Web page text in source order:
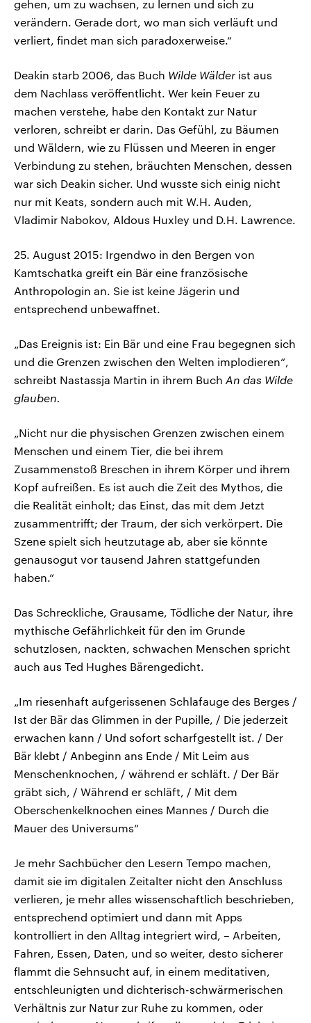
gehen, um zu wachsen, zu lernen und sich zu
verändern. Gerade dort, wo man sich verläuft und
verliert, findet man sich paradoxerweise.“
Deakin starb 2006, das Buch Wilde Wälder ist aus
dem Nachlass veröffentlicht. Wer kein Feuer zu
machen verstehe, habe den Kontakt zur Natur
verloren, schreibt er darin. Das Gefühl, zu Bäumen
und Wäldern, wie zu Flüssen und Meeren in enger
Verbindung zu stehen, bräuchten Menschen, dessen
war sich Deakin sicher. Und wusste sich einig nicht
nur mit Keats, sondern auch mit W.H. Auden,
Vladimir Nabokov, Aldous Huxley und D.H. Lawrence.
25. August 2015: Irgendwo in den Bergen von
Kamtschatka greift ein Bär eine französische
Anthropologin an. Sie ist keine Jägerin und
entsprechend unbewaffnet.
„Das Ereignis ist: Ein Bär und eine Frau begegnen sich
und die Grenzen zwischen den Welten implodieren“,
schreibt Nastassja Martin in ihrem Buch An das Wilde
glauben.
„Nicht nur die physischen Grenzen zwischen einem
Menschen und einem Tier, die bei ihrem
Zusammenstoß Breschen in ihrem Körper und ihrem
Kopf aufreißen. Es ist auch die Zeit des Mythos, die
die Realität einholt; das Einst, das mit dem Jetzt
zusammentrifft; der Traum, der sich verkörpert. Die
Szene spielt sich heutzutage ab, aber sie könnte
genausogut vor tausend Jahren stattgefunden
haben.“
Das Schreckliche, Grausame, Tödliche der Natur, ihre
mythische Gefährlichkeit für den im Grunde
schutzlosen, nackten, schwachen Menschen spricht
auch aus Ted Hughes Bärengedicht.
„Im riesenhaft aufgerissenen Schlafauge des Berges /
Ist der Bär das Glimmen in der Pupille, / Die jederzeit
erwachen kann / Und sofort scharfgestellt ist. / Der
Bär klebt / Anbeginn ans Ende / Mit Leim aus
Menschenknochen, / während er schläft. / Der Bär
gräbt sich, / Während er schläft, / Mit dem
Oberschenkelknochen eines Mannes / Durch die
Mauer des Universums“
Je mehr Sachbücher den Lesern Tempo machen,
damit sie im digitalen Zeitalter nicht den Anschluss
verlieren, je mehr alles wissenschaftlich beschrieben,
entsprechend optimiert und dann mit Apps
kontrolliert in den Alltag integriert wird, – Arbeiten,
Fahren, Essen, Daten, und so weiter, desto sicherer
flammt die Sehnsucht auf, in einem meditativen,
entschleunigten und dichterisch-schwärmerischen
Verhältnis zur Natur zur Ruhe zu kommen, oder